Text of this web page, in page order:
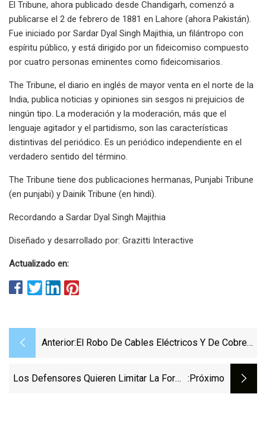
El Tribune, ahora publicado desde Chandigarh, comenzó a
publicarse el 2 de febrero de 1881 en Lahore (ahora Pakistán).
Fue iniciado por Sardar Dyal Singh Majithia, un filántropo con
espíritu público, y está dirigido por un fideicomiso compuesto
por cuatro personas eminentes como fideicomisarios.
The Tribune, el diario en inglés de mayor venta en el norte de la
India, publica noticias y opiniones sin sesgos ni prejuicios de
ningún tipo. La moderación y la moderación, más que el
lenguaje agitador y el partidismo, son las características
distintivas del periódico. Es un periódico independiente en el
verdadero sentido del término.
The Tribune tiene dos publicaciones hermanas, Punjabi Tribune
(en punjabi) y Dainik Tribune (en hindi).
Recordando a Sardar Dyal Singh Majithia
Diseñado y desarrollado por: Grazitti Interactive
Actualizado en:
Anterior: El Robo De Cables Eléctricos Y De Cobre
Los Defensores Quieren Limitar La Forma :próximo